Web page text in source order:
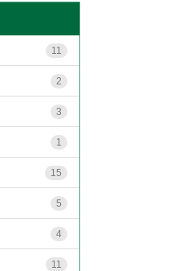
11
2
3
1
15
5
4
11